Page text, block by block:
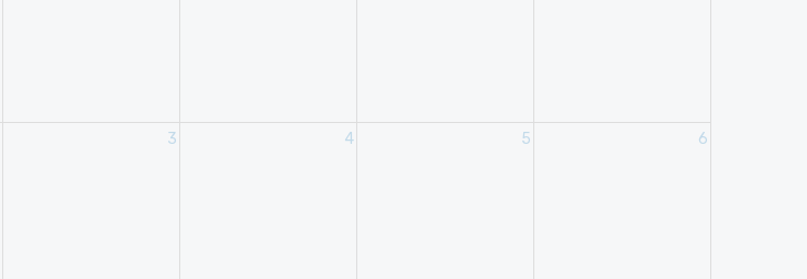
3 4 5 6